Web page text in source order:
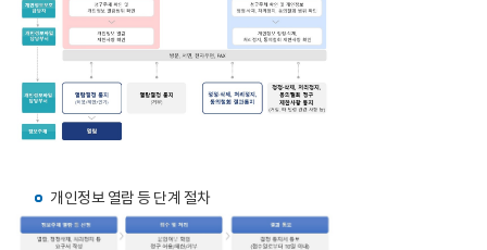
개인정보 열람 등 단계 절차